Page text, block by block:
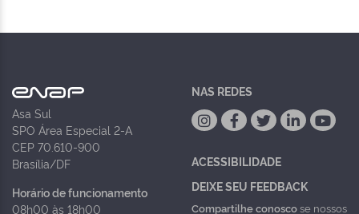
Asa Sul
SPO Área Especial 2-A
CEP 70.610-900
Brasília/DF
Horário de funcionamento
08h00 às 18h00
NAS REDES
ACESSIBILIDADE
DEIXE SEU FEEDBACK
Compartilhe conoscose nossos